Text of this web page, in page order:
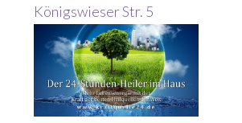
Königswieser Str. 5